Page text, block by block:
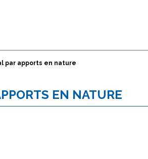
par apports en nature
EN NATURE